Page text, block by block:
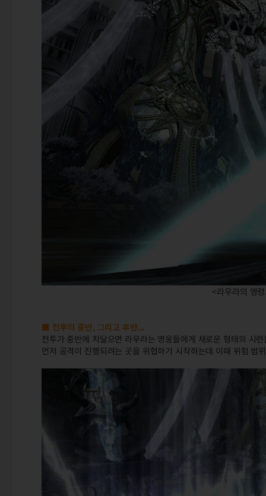
<라우라의 명
■ 전투의 중반, 그리고 후반...
전투가 중반에 치달으면 라우라는 영웅들에게 새로운 형태의 시
먼저 공격이 진행되려는 곳을 위협하기 시작하는데 이때 위험 범